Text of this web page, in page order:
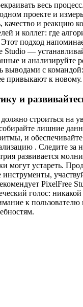
весь
проекте и
качество и реакцию
и коллег: где
Этот подход
Studio —
и анализируйте
выводами с
привыкают к новому.
и
строиться на
лишние
и
. Следите за
развивается
могут устареть.
инструменты,
PixelFree
голос:
к пользователю